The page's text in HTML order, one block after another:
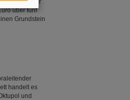
über fünf
Grundstein
handelt es
und